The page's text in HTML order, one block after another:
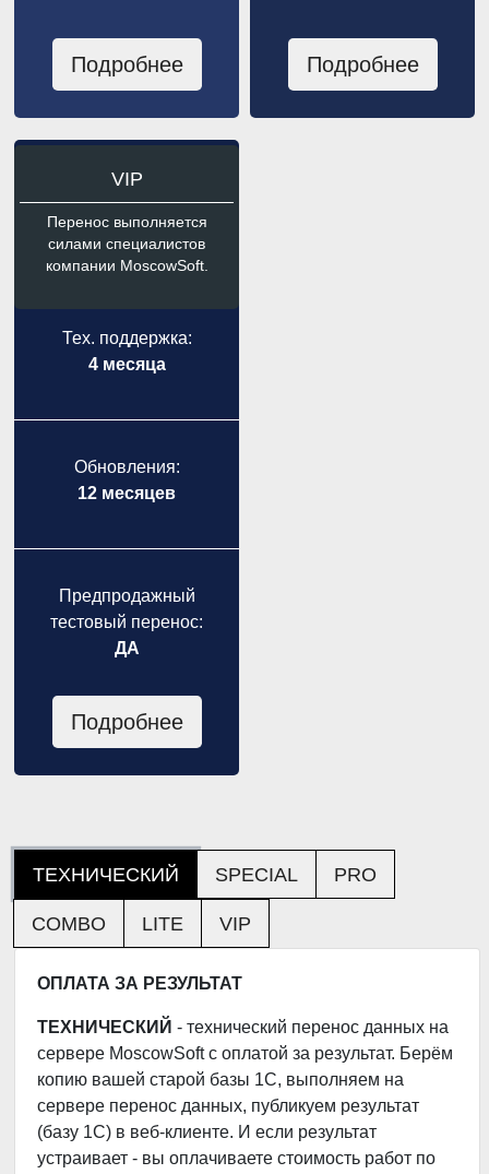
Подробнее Подробнее
VIP
Перенос выполняется
силами специалистов
компании MoscowSoft.
Тех. поддержка:
4 месяца
Обновления:
12 месяцев
Предпродажный
тестовый перенос:
ДА
Подробнее
ТЕХНИЧЕСКИЙ SPECIAL PRO
COMBO LITE VIP
ОПЛАТА ЗА РЕЗУЛЬТАТ
ТЕХНИЧЕСКИЙ - технический перенос данных на
сервере MoscowSoft с оплатой за результат. Берём
копию вашей старой базы 1С, выполняем на
сервере перенос данных, публикуем результат
(базу 1С) в веб-клиенте. И если результат
устраивает - вы оплачиваете стоимость работ по